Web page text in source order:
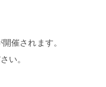
催されます。
い。